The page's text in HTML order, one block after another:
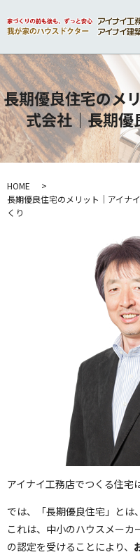
長期優良住宅のメ
式会社｜長期
HOME
長期優良住宅のメリット｜アイナ
くり
アイナイ工務店でつくる住宅
では、「長期優良住宅」とは
これは、中小のハウスメーカ
の認定を受けることにより、